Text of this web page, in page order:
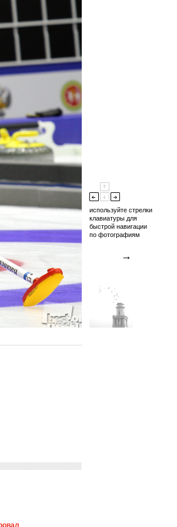
→
используйте стрелки
клавиатуры для
быстрой навигации
по фотографиям